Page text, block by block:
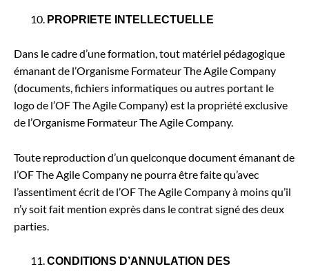
PROPRIETE INTELLECTUELLE
Dans le cadre d’une formation, tout matériel pédagogique
émanant de l’Organisme Formateur The Agile Company
(documents, fichiers informatiques ou autres portant le
logo de l’OF The Agile Company) est la propriété exclusive
de l’Organisme Formateur The Agile Company.
Toute reproduction d’un quelconque document émanant de
l’OF The Agile Company ne pourra être faite qu’avec
l’assentiment écrit de l’OF The Agile Company à moins qu’il
n’y soit fait mention exprès dans le contrat signé des deux
parties.
CONDITIONS D’ANNULATION DES